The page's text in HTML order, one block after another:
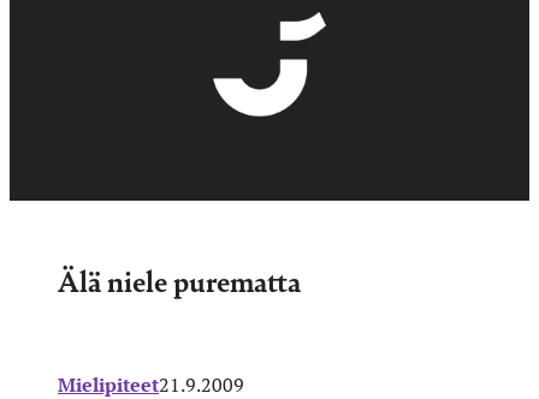
Älä niele purematta
Mielipiteet21.9.2009